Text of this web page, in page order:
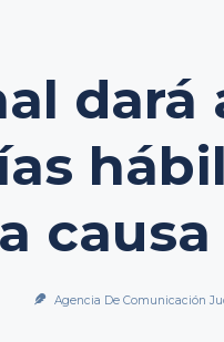
dará
Agencia De Comunicación